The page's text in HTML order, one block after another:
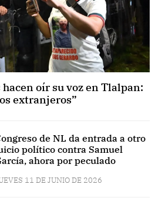
oír su voz en Tlalpan:
extranjeros”
de NL da entrada a otro
político contra Samuel
ahora por peculado
11 DE JUNIO DE 2026